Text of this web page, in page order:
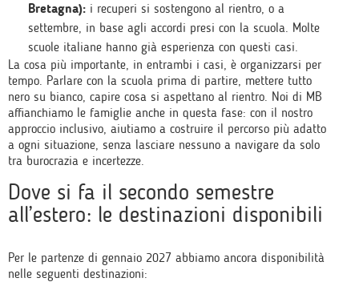
Bretagna): i recuperi si sostengono al rientro, o a
settembre, in base agli accordi presi con la scuola. Molte
scuole italiane hanno già esperienza con questi casi.
La cosa più importante, in entrambi i casi, è organizzarsi per
tempo. Parlare con la scuola prima di partire, mettere tutto
nero su bianco, capire cosa si aspettano al rientro. Noi di MB
affianchiamo le famiglie anche in questa fase: con il nostro
approccio inclusivo, aiutiamo a costruire il percorso più adatto
a ogni situazione, senza lasciare nessuno a navigare da solo
tra burocrazia e incertezze.
Dove si fa il secondo semestre
all’estero: le destinazioni disponibili
Per le partenze di gennaio 2027 abbiamo ancora disponibilità
nelle seguenti destinazioni: